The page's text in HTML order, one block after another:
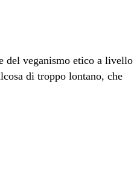
del veganismo etico a livello
di troppo lontano, che